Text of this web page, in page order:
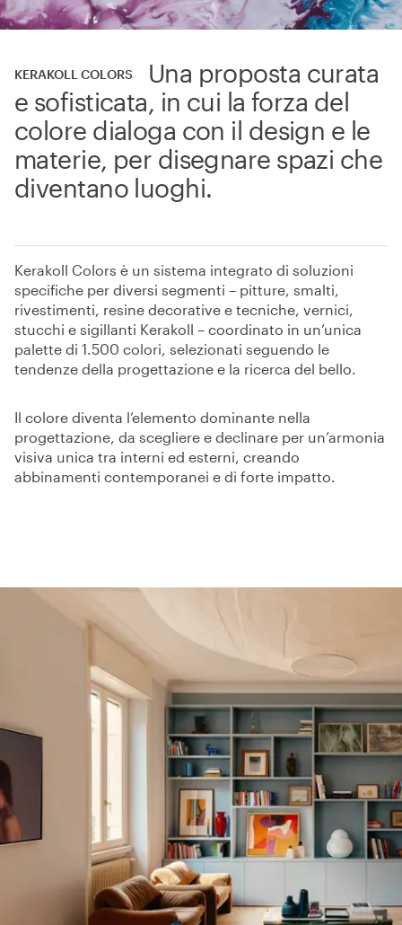
KERAKOLL COLORS
Una proposta curata
e sofisticata, in cui la forza del
colore dialoga con il design e le
materie, per disegnare spazi che
diventano luoghi.
Kerakoll Colors è un sistema integrato di soluzioni
specifiche per diversi segmenti – pitture, smalti,
rivestimenti, resine decorative e tecniche, vernici,
stucchi e sigillanti Kerakoll – coordinato in un’unica
palette di 1.500 colori, selezionati seguendo le
tendenze della progettazione e la ricerca del bello.
Il colore diventa l’elemento dominante nella
progettazione, da scegliere e declinare per un’armonia
visiva unica tra interni ed esterni, creando
abbinamenti contemporanei e di forte impatto.